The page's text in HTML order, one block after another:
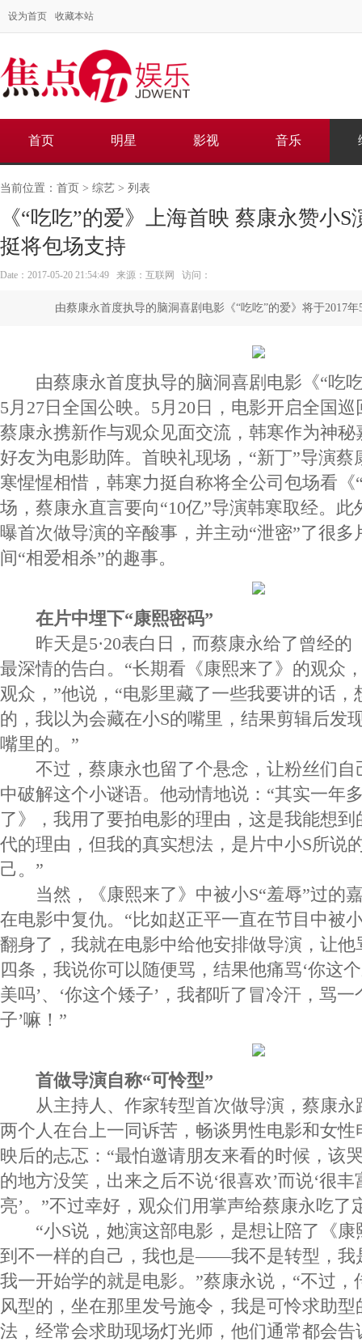
设为首页 收藏本站
首页 明星 影视 音乐
当前位置： 首页 > 综艺 > 列表
《“吃吃”的爱》上海首映 蔡康永赞小
挺将包场支持
Date：2017-05-20 21:54:49 来源：互联网 访问：
由蔡康永首度执导的脑洞喜剧电影《“吃吃”的爱》将于2017年
由蔡康永首度执导的脑洞喜剧电影《“吃吃
5月27日全国公映。5月20日，电影开启全国
蔡康永携新作与观众见面交流，韩寒作为神
好友为电影助阵。首映礼现场，“新丁”导演蔡
寒惺惺相惜，韩寒力挺自称将全公司包场看《
场，蔡康永直言要向“10亿”导演韩寒取经。
曝首次做导演的辛酸事，并主动“泄密”了很多
间“相爱相杀”的趣事。
在片中埋下“康熙密码”
昨天是5·20表白日，而蔡康永给了曾经
最深情的告白。“长期看《康熙来了》的观众
观众，”他说，“电影里藏了一些我要讲的话
的，我以为会藏在小S的嘴里，结果剪辑后发
嘴里的。”
不过，蔡康永也留了个悬念，让粉丝们自
中破解这个小谜语。他动情地说：“其实一年
了》，我用了要拍电影的理由，这是我能想
代的理由，但我的真实想法，是片中小S所说
己。”
当然，《康熙来了》中被小S“羞辱”过的
在电影中复仇。“比如赵正平一直在节目中被
翻身了，我就在电影中给他安排做导演，让他
四条，我说你可以随便骂，结果他痛骂‘你这
美吗’、‘你这个矮子’，我都听了冒冷汗，骂
子’嘛！”
首做导演自称“可怜型”
从主持人、作家转型首次做导演，蔡康
两个人在台上一同诉苦，畅谈男性电影和女
映后的忐忑：“最怕邀请朋友来看的时候，该
的地方没笑，出来之后不说‘很喜欢’而说‘很丰
亮’。”不过幸好，观众们用掌声给蔡康永吃了
“小S说，她演这部电影，是想让陪了《康
到不一样的自己，我也是——我不是转型，我
我一开始学的就是电影。”蔡康永说，“不过
风型的，坐在那里发号施令，我是可怜求助
法，经常会求助现场灯光师，他们通常都会